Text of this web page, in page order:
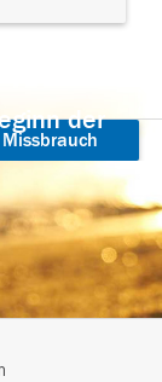
der
Missbrauch